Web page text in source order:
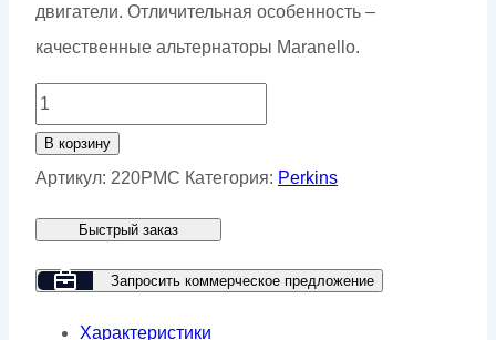
двигатели. Отличительная особенность –
качественные альтернаторы Maranello.
Количество
товара
Дизельный
GMP
220PMC
В корзину
Артикул: 220PMC Категория: Perkins
Быстрый заказ
Запросить коммерческое предложение
Характеристики